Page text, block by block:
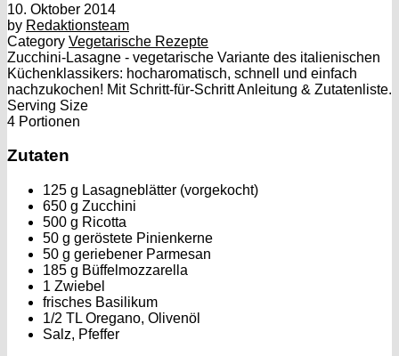
10. Oktober 2014
by Redaktionsteam
Category Vegetarische Rezepte
Zucchini-Lasagne - vegetarische Variante des italienischen
Küchenklassikers: hocharomatisch, schnell und einfach
nachzukochen! Mit Schritt-für-Schritt Anleitung & Zutatenliste.
Serving Size
4 Portionen
Zutaten
125 g Lasagneblätter (vorgekocht)
650 g Zucchini
500 g Ricotta
50 g geröstete Pinienkerne
50 g geriebener Parmesan
185 g Büffelmozzarella
1 Zwiebel
frisches Basilikum
1/2 TL Oregano, Olivenöl
Salz, Pfeffer